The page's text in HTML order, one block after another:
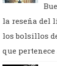
la reseña del
los bolsillos
que pertenece